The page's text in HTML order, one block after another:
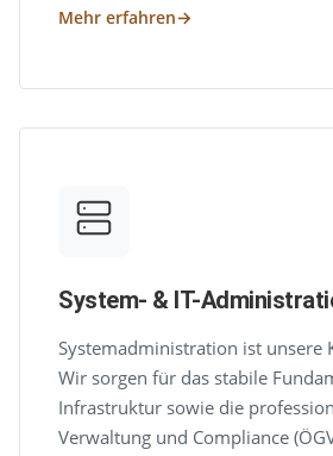
Mehr erfahren
System- & IT-
Systemadministration ist unsere
Wir sorgen für das stabile
Infrastruktur sowie die
Verwaltung und Compliance